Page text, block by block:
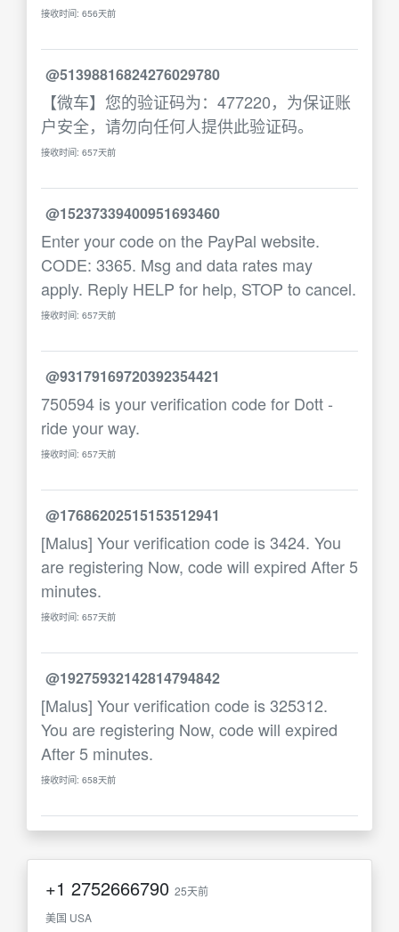
接收时间: 656天前
@51398816824276029780
【微车】您的验证码为：477220，为保证账
户安全，请勿向任何人提供此验证码。
接收时间: 657天前
@15237339400951693460
Enter your code on the PayPal website.
CODE: 3365. Msg and data rates may
apply. Reply HELP for help, STOP to cancel.
接收时间: 657天前
@93179169720392354421
750594 is your verification code for Dott -
ride your way.
接收时间: 657天前
@17686202515153512941
[Malus] Your verification code is 3424. You
are registering Now, code will expired After 5
minutes.
接收时间: 657天前
@19275932142814794842
[Malus] Your verification code is 325312.
You are registering Now, code will expired
After 5 minutes.
接收时间: 658天前
+1 2752666790 25天前
美国 USA